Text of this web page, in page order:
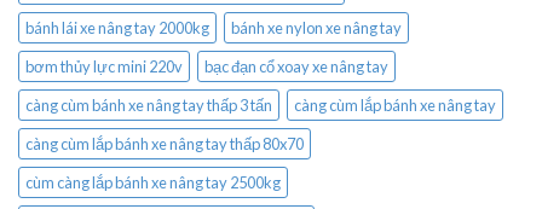
bánh lái xe nâng tay 2000kg
bánh xe nylon xe nâng tay
bơm thủy lực mini 220v
bạc đạn cổ xoay xe nâng tay
càng cùm bánh xe nâng tay thấp 3 tấn
càng cùm lắp bánh xe nâng tay
càng cùm lắp bánh xe nâng tay thấp 80x70
cùm càng lắp bánh xe nâng tay 2500kg